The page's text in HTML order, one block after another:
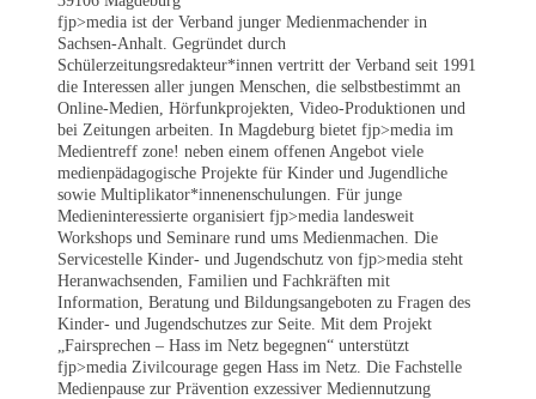
fjp>media ist der Verband junger Medienmachender in
Sachsen-Anhalt. Gegründet durch
Schülerzeitungsredakteur*innen vertritt der Verband seit 1991
die Interessen aller jungen Menschen, die selbstbestimmt an
Online-Medien, Hörfunkprojekten, Video-Produktionen und
bei Zeitungen arbeiten. In Magdeburg bietet fjp>media im
Medientreff zone! neben einem offenen Angebot viele
medienpädagogische Projekte für Kinder und Jugendliche
sowie Multiplikator*innenenschulungen. Für junge
Medieninteressierte organisiert fjp>media landesweit
Workshops und Seminare rund ums Medienmachen. Die
Servicestelle Kinder- und Jugendschutz von fjp>media steht
Heranwachsenden, Familien und Fachkräften mit
Information, Beratung und Bildungsangeboten zu Fragen des
Kinder- und Jugendschutzes zur Seite. Mit dem Projekt
„Fairsprechen – Hass im Netz begegnen“ unterstützt
fjp>media Zivilcourage gegen Hass im Netz. Die Fachstelle
Medienpause zur Prävention exzessiver Mediennutzung